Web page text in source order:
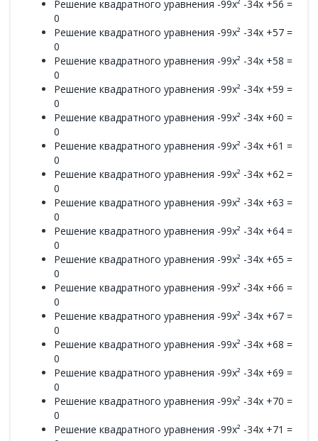
Решение квадратного уравнения -99x² -34x +56 =
0
Решение квадратного уравнения -99x² -34x +57 =
0
Решение квадратного уравнения -99x² -34x +58 =
0
Решение квадратного уравнения -99x² -34x +59 =
0
Решение квадратного уравнения -99x² -34x +60 =
0
Решение квадратного уравнения -99x² -34x +61 =
0
Решение квадратного уравнения -99x² -34x +62 =
0
Решение квадратного уравнения -99x² -34x +63 =
0
Решение квадратного уравнения -99x² -34x +64 =
0
Решение квадратного уравнения -99x² -34x +65 =
0
Решение квадратного уравнения -99x² -34x +66 =
0
Решение квадратного уравнения -99x² -34x +67 =
0
Решение квадратного уравнения -99x² -34x +68 =
0
Решение квадратного уравнения -99x² -34x +69 =
0
Решение квадратного уравнения -99x² -34x +70 =
0
Решение квадратного уравнения -99x² -34x +71 =